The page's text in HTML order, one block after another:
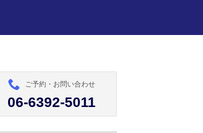
ご予約・お問い合わせ
06-6392-5011